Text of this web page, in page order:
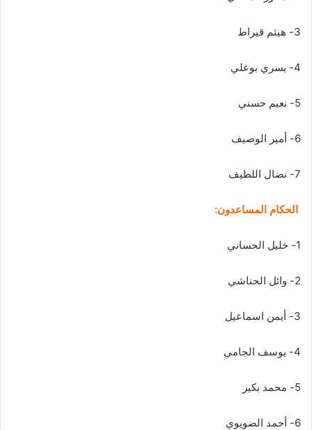
3- هيثم قيراط
4- يسري بوعلي
5- نعيم حسني
6- أمير الوصيف
7- نضال اللطيف
الحكام المساعدون:
1- خليل الحساني
2- وائل الحناشي
3- أيمن اسماعيل
4- يوسف الجامي
5- محمد بكير
6- أحمد الضويوي